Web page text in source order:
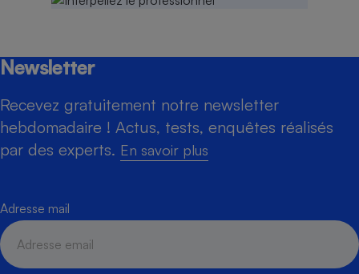
Newsletter
Recevez gratuitement notre newsletter
hebdomadaire ! Actus, tests, enquêtes réalisés
par des experts. En savoir plus
Adresse mail